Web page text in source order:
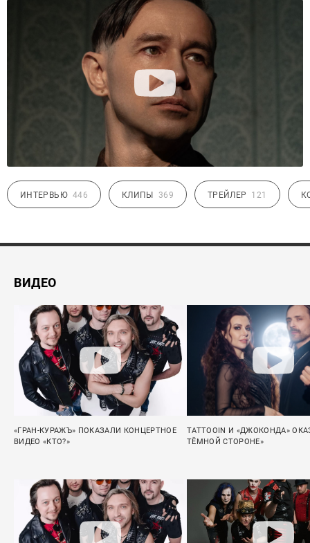
ИНТЕРВЬЮ 446 КЛИПЫ 369 ТРЕЙЛЕР 121
ВИДЕО
«ГРАН-КУРАЖЪ» ПОКАЗАЛИ КОНЦЕРТНОЕ
ВИДЕО «КТО?»
TATTOOIN И «ДЖОКОНДА»
ТЁМНОЙ СТОРОНЕ»